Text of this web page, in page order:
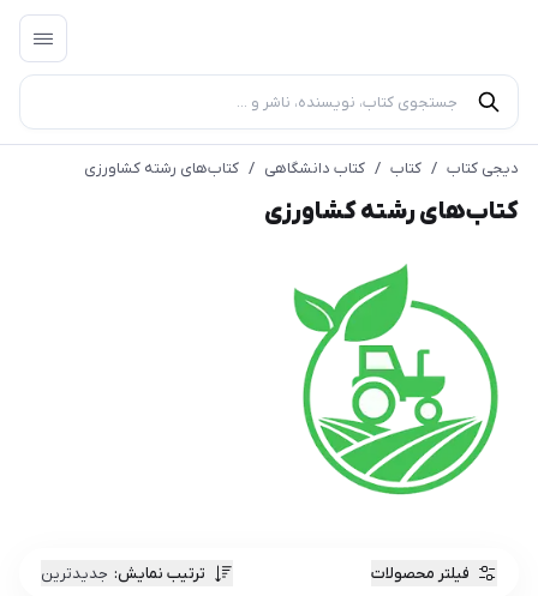
دیجی کتاب / کتاب / کتاب دانشگاهی / کتاب‌های رشته کشاورزی
کتاب‌های رشته کشاورزی
فیلتر محصولات ترتیب نمایش: جدیدترین